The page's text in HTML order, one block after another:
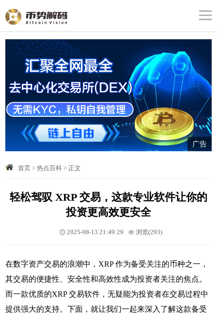
广告
首页> 热点百科> 正文
轻松驾驭 XRP 交易，这款专业软件让你的
投资更高效更安全
2025-08-13 21:49:29 浏览(293)
在数字资产交易的浪潮中，XRP 作为备受关注的币种之一，
其交易的便捷性、安全性和高效性成为投资者关注的焦点。
而一款优质的XRP 交易软件，无疑能为投资者在交易过程中
提供强大的支持。下面，就让我们一起来深入了解这款备受